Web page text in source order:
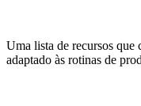
Uma lista de recursos que
adaptado às rotinas de